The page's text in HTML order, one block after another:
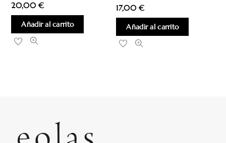
20,00€
Añadir al carrito
17,00€
Añadir al carrito